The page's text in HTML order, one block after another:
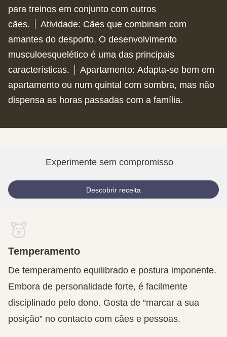
para treinos em conjunto com outros
cães.
Atividade: Cães que combinam com
amantes do desporto. O desenvolvimento
musculoesquelético é uma das principais
características.
Apartamento: Adapta-se bem em
apartamento ou num quintal com sombra, mas não
dispensa as horas passadas com a família.
Experimente sem compromisso
Descobrir receita
Temperamento
De temperamento equilibrado e postura imponente.
Embora de personalidade forte, é facilmente
disciplinado pelo dono. Gosta de “marcar a sua
posição” no contacto com cães e pessoas.